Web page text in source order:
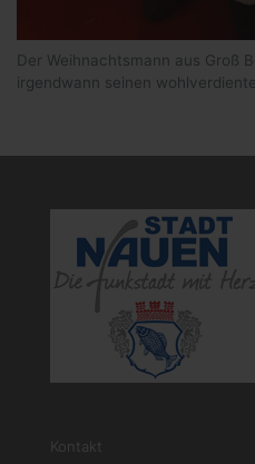
Der Weihnachtsmann aus Groß
irgendwann seinen
Kontakt